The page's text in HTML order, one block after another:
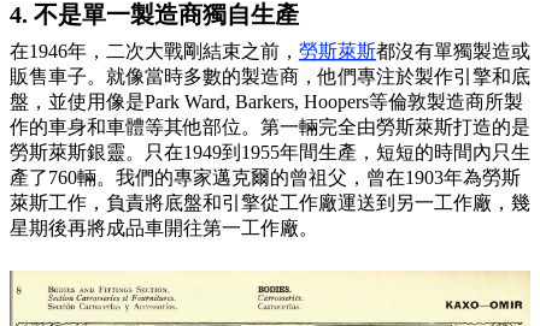
4. 不是單一製造商獨自生產
在1946年，二次大戰剛結束之前， 勞斯萊斯都沒有單獨製造或
販售車子。就像當時多數的製造商，他們專注於製作引擎和底
盤，並使用像是Park Ward, Barkers, Hoopers等倫敦製造商所製
作的車身和車體等其他部位。第一輛完全由勞斯萊斯打造的是
勞斯萊斯銀靈。只在1949到1955年間生產，短短的時間內只生
產了760輛。我們的專家邁克爾的曾祖父，曾在1903年為勞斯
萊斯工作，負責將底盤和引擎從工作廠運送到另一工作廠，幾
星期後再將成品車開往第一工作廠。